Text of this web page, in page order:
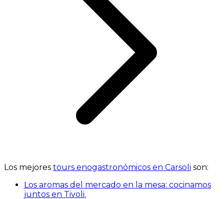
Los mejores tours enogastronómicos en Carsoli son:
Los aromas del mercado en la mesa: cocinamos
juntos en Tivoli.